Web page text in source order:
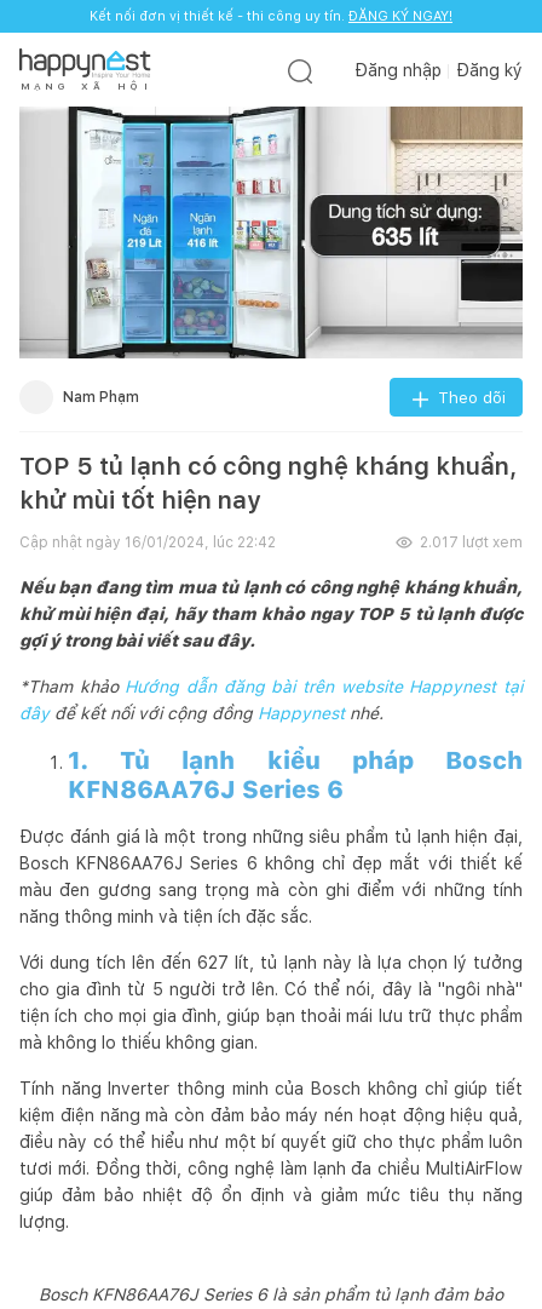
Kết nối đơn vị thiết kế - thi công uy tín. ĐĂNG KÝ NGAY!
M Ạ N G X Ã H Ộ I
Đăng nhập Đăng ký
Nam Phạm Theo dõi
TOP 5 tủ lạnh có công nghệ kháng khuẩn,
khử mùi tốt hiện nay
Cập nhật ngày 16/01/2024, lúc 22:42 2.017 lượt xem
Nếu bạn đang tìm mua tủ lạnh có công nghệ kháng khuẩn,
khử mùi hiện đại, hãy tham khảo ngay TOP 5 tủ lạnh được
gợi ý trong bài viết sau đây.
*Tham khảo Hướng dẫn đăng bài trên website Happynest tại
đâyđể kết nối với cộng đồng Happynest nhé.
1. Tủ lạnh kiểu pháp Bosch
KFN86AA76J Series 6
Được đánh giá là một trong những siêu phẩm tủ lạnh hiện đại,
Bosch KFN86AA76J Series 6 không chỉ đẹp mắt với thiết kế
màu đen gương sang trọng mà còn ghi điểm với những tính
năng thông minh và tiện ích đặc sắc.
Với dung tích lên đến 627 lít, tủ lạnh này là lựa chọn lý tưởng
cho gia đình từ 5 người trở lên. Có thể nói, đây là "ngôi nhà"
tiện ích cho mọi gia đình, giúp bạn thoải mái lưu trữ thực phẩm
mà không lo thiếu không gian.
Tính năng Inverter thông minh của Bosch không chỉ giúp tiết
kiệm điện năng mà còn đảm bảo máy nén hoạt động hiệu quả,
điều này có thể hiểu như một bí quyết giữ cho thực phẩm luôn
tươi mới. Đồng thời, công nghệ làm lạnh đa chiều MultiAirFlow
giúp đảm bảo nhiệt độ ổn định và giảm mức tiêu thụ năng
lượng.
Bosch KFN86AA76J Series 6 là sản phẩm tủ lạnh đảm bảo